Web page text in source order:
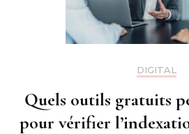
DIGITAL
Quels outils gratuits
pour vérifier